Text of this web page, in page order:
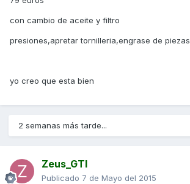
con cambio de aceite y filtro
presiones,apretar tornilleria,engrase de piezas
yo creo que esta bien
2 semanas más tarde...
Zeus_GTI
Publicado 7 de Mayo del 2015